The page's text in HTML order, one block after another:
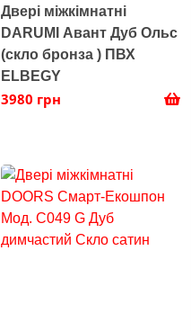
Двері міжкімнатні
DARUMI Авант Дуб Ольс
(скло бронза ) ПВХ
ELBEGY
3980 грн